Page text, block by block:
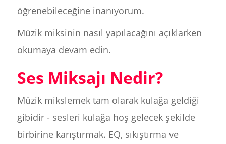
öğrenebileceğine inanıyorum.
Müzik miksinin nasıl yapılacağını açıklarken
okumaya devam edin.
Ses Miksajı Nedir?
Müzik mikslemek tam olarak kulağa geldiği
gibidir - sesleri kulağa hoş gelecek şekilde
birbirine karıştırmak. EQ, sıkıştırma ve